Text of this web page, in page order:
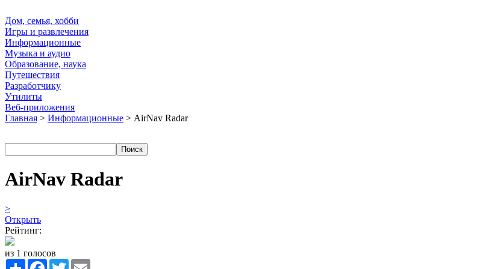
Дом, семья, хобби
Игры и развлечения
Информационные
Музыка и аудио
Образование, наука
Путешествия
Разработчику
Утилиты
Веб-приложения
Главная > Информационные > AirNav Radar
AirNav Radar
>
Открыть
Рейтинг:
из 1 голосов
Share Facebook
Twitter